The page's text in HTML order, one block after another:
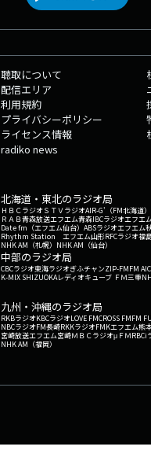
聴取について
配信エリア
利用規約
プライバシーポリシー
ライセンス情報
radiko news
北海道・東北のラジオ局
ＨＢＣラジオＳＴＶラジオAIR-G'（FM北海道）
ＲＡＢ青森放送エフエム青森IBCラジオエフエ
Date fm（エフエム仙台） ABSラジオエフエム
Rhythm Station エフエム山形RFCラジオ福
NHK AM（札幌） NHK AM（仙台）
中部のラジオ局
CBCラジオ東海ラジオぎふチャンZIP-FMFM
K-MIX SHIZUOKAレディオキューブ ＦＭ三重
九州・沖縄のラジオ局
RKBラジオKBCラジオLOVE FMCROSS FMFM
NBCラジオFM長崎RKKラジオFMKエフエム熊
宮崎放送エフエム宮崎ＭＢＣラジオμＦＭRBCi
NHK AM（福岡）